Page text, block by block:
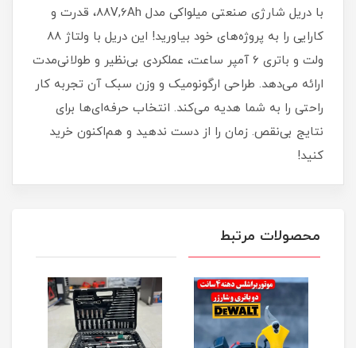
با دریل شارژی صنعتی میلواکی مدل 88V,6Ah، قدرت و
کارایی را به پروژه‌های خود بیاورید! این دریل با ولتاژ 88
ولت و باتری 6 آمپر ساعت، عملکردی بی‌نظیر و طولانی‌مدت
ارائه می‌دهد. طراحی ارگونومیک و وزن سبک آن تجربه کار
راحتی را به شما هدیه می‌کند. انتخاب حرفه‌ای‌ها برای
نتایج بی‌نقص. زمان را از دست ندهید و هم‌اکنون خرید
کنید!
محصولات مرتبط